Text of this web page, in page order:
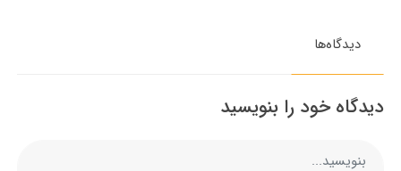
دیدگاه‌ها
دیدگاه خود را بنویسید